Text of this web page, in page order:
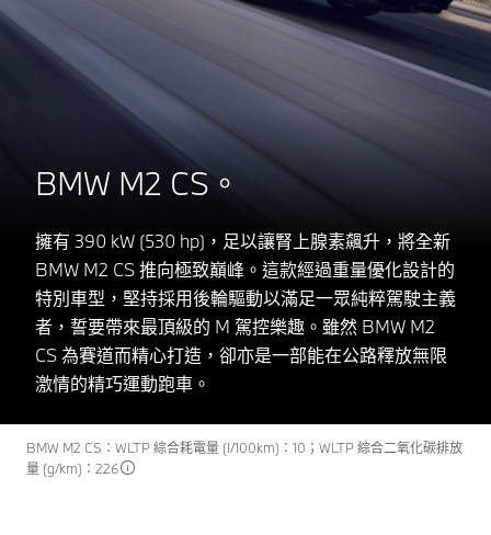
BMW M2 CS。
擁有 390 kW (530 hp)，足以讓腎上腺素飆升，將全新
BMW M2 CS 推向極致巔峰。這款經過重量優化設計的
特別車型，堅持採用後輪驅動以滿足一眾純粹駕駛主義
者，誓要帶來最頂級的 M 駕控樂趣。雖然 BMW M2
CS 為賽道而精心打造，卻亦是一部能在公路釋放無限
激情的精巧運動跑車。
BMW M2 CS：WLTP 綜合耗電量 (I/100km)：10；WLTP 綜合二氧化碳排放
量 (g/km)：226